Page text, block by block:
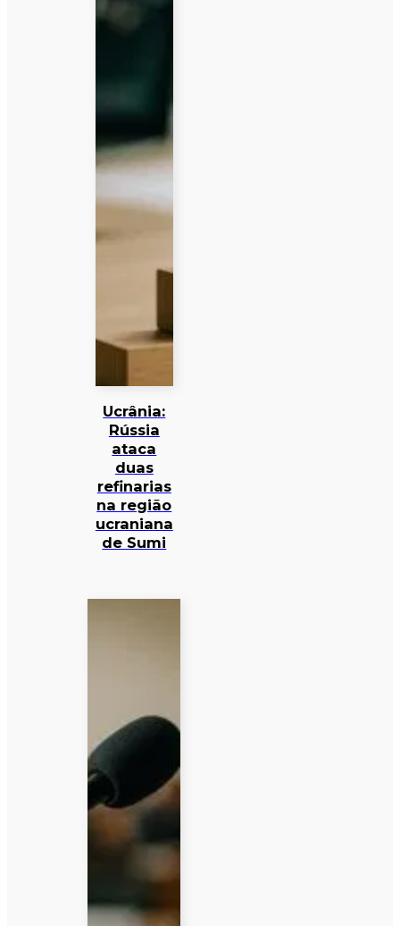
Ucrânia:
Rússia
ataca
duas
refinarias
na região
ucraniana
de Sumi